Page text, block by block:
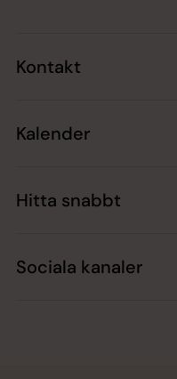
Kontakt
Kalender
Hitta snabbt
Sociala kanaler